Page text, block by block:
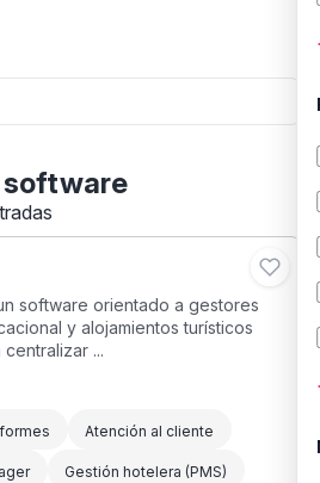
software
software orientado a gestores
y alojamientos turísticos
...
Atención al cliente
Gestión hotelera (PMS)